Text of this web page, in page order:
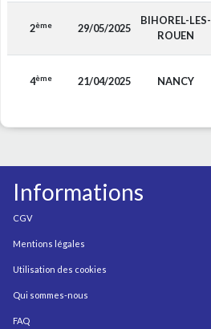
2ème 29/05/2025
BIHOREL-LES-
ROUEN
4ème 21/04/2025 NANCY
Informations
CGV
Mentions légales
Utilisation des cookies
Qui sommes-nous
FAQ